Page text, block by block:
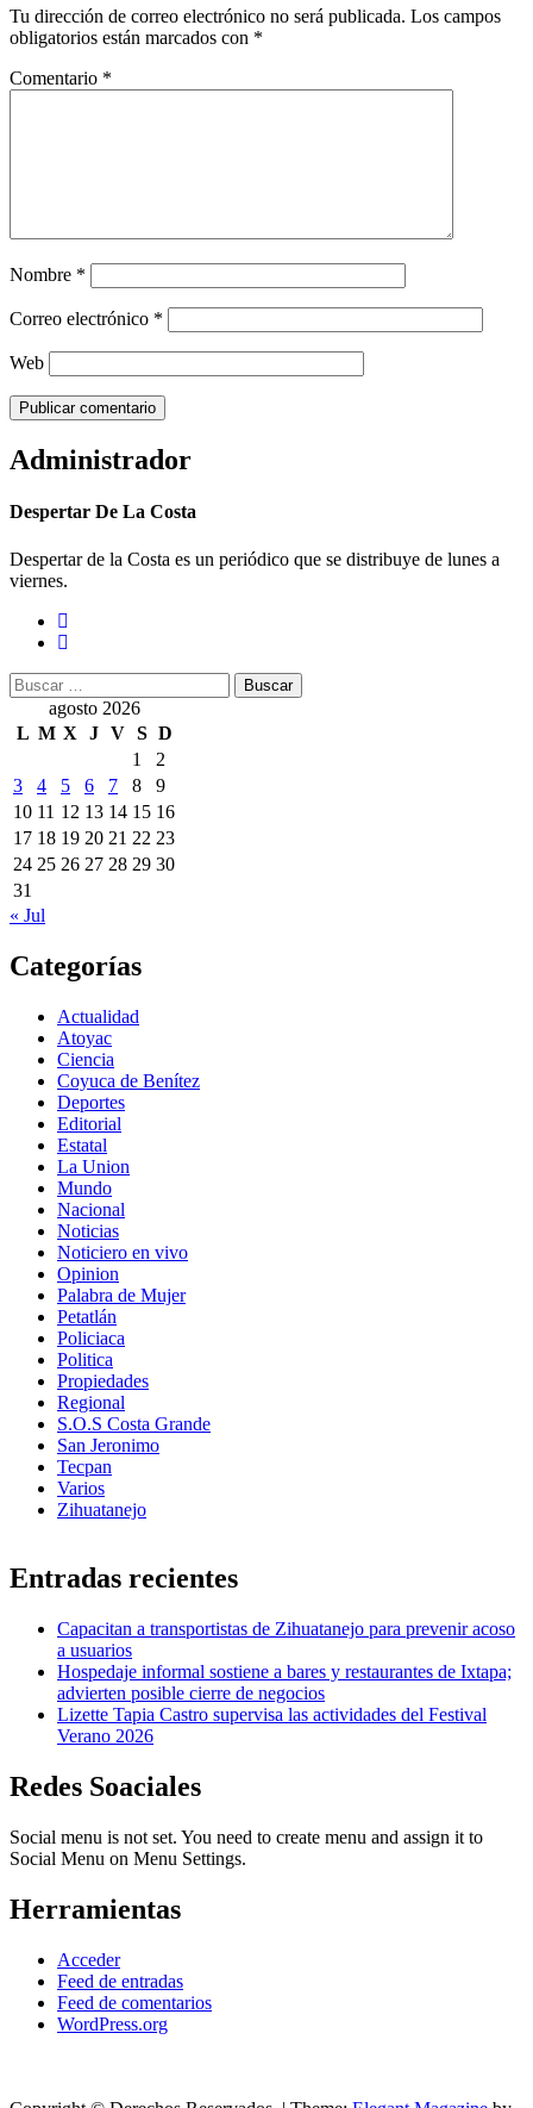
Tu dirección de correo electrónico no será publicada. Los campos
obligatorios están marcados con *
Comentario *
Nombre *
Correo electrónico *
Web
Administrador
Despertar De La Costa
Despertar de la Costa es un periódico que se distribuye de lunes a
viernes.
Buscar:
agosto 2026
L M X J V S D
1
2
3
4 5 6 7 8
9
10 11 12 13 14 15 16
17 18 19 20 21 22 23
24 25 26 27 28 29 30
31
« Jul
Categorías
Actualidad
Atoyac
Ciencia
Coyuca de Benítez
Deportes
Editorial
Estatal
La Union
Mundo
Nacional
Noticias
Noticiero en vivo
Opinion
Palabra de Mujer
Petatlán
Policiaca
Politica
Propiedades
Regional
S.O.S Costa Grande
San Jeronimo
Tecpan
Varios
Zihuatanejo
Entradas recientes
Capacitan a transportistas de Zihuatanejo para prevenir acoso
a usuarios
Hospedaje informal sostiene a bares y restaurantes de Ixtapa;
advierten posible cierre de negocios
Lizette Tapia Castro supervisa las actividades del Festival
Verano 2026
Redes Soaciales
Social menu is not set. You need to create menu and assign it to
Social Menu on Menu Settings.
Herramientas
Acceder
Feed de entradas
Feed de comentarios
WordPress.org